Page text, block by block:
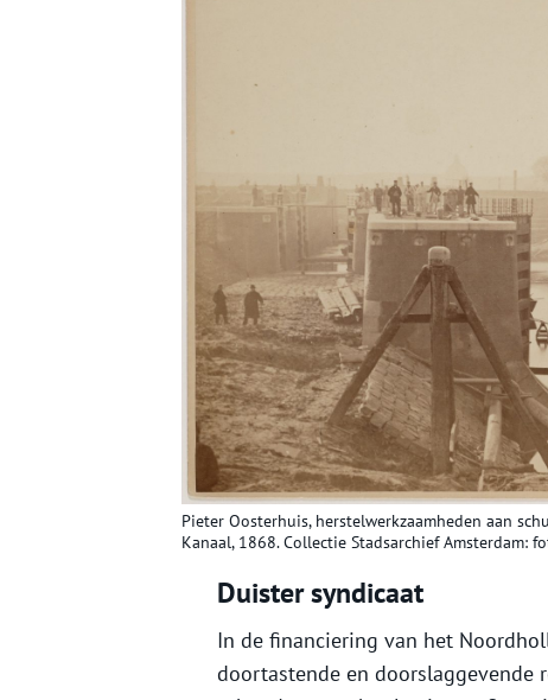
Pieter Oosterhuis, herstelwerkzaamheden aan
Kanaal, 1868. Collectie Stadsarchief Amsterdam:
Duister syndicaat
In de financiering van het
doortastende en doorslaggevende